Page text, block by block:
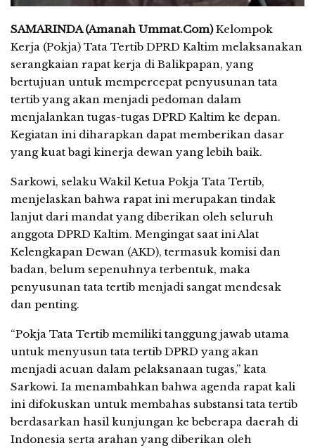
SAMARINDA (Amanah Ummat.Com)Kelompok
Kerja (Pokja) Tata Tertib DPRD Kaltim melaksanakan
serangkaian rapat kerja di Balikpapan, yang
bertujuan untuk mempercepat penyusunan tata
tertib yang akan menjadi pedoman dalam
menjalankan tugas-tugas DPRD Kaltim ke depan.
Kegiatan ini diharapkan dapat memberikan dasar
yang kuat bagi kinerja dewan yang lebih baik.
Sarkowi, selaku Wakil Ketua Pokja Tata Tertib,
menjelaskan bahwa rapat ini merupakan tindak
lanjut dari mandat yang diberikan oleh seluruh
anggota DPRD Kaltim. Mengingat saat ini Alat
Kelengkapan Dewan (AKD), termasuk komisi dan
badan, belum sepenuhnya terbentuk, maka
penyusunan tata tertib menjadi sangat mendesak
dan penting.
“Pokja Tata Tertib memiliki tanggung jawab utama
untuk menyusun tata tertib DPRD yang akan
menjadi acuan dalam pelaksanaan tugas,” kata
Sarkowi. Ia menambahkan bahwa agenda rapat kali
ini difokuskan untuk membahas substansi tata tertib
berdasarkan hasil kunjungan ke beberapa daerah di
Indonesia serta arahan yang diberikan oleh